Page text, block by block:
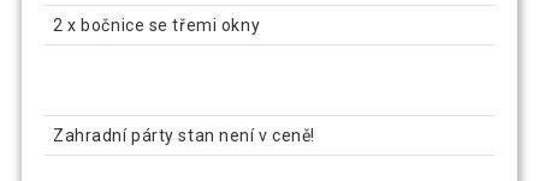
2 x bočnice se třemi okny
Zahradní párty stan není v ceně!